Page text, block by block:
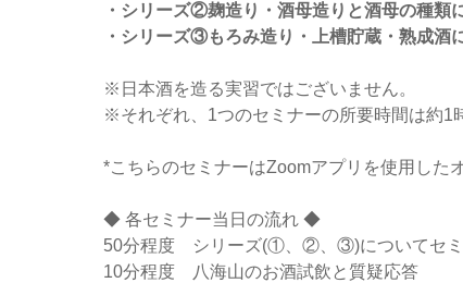
・シリーズ②麹造り・酒母造りと酒母の種類
・シリーズ③もろみ造り・上槽貯蔵・熟成酒
※日本酒を造る実習ではございません。
※それぞれ、1つのセミナーの所要時間は約1
*こちらのセミナーはZoomアプリを使用した
◆ 各セミナー当日の流れ ◆
50分程度 シリーズ(①、②、③)についてセ
10分程度 八海山のお酒試飲と質疑応答